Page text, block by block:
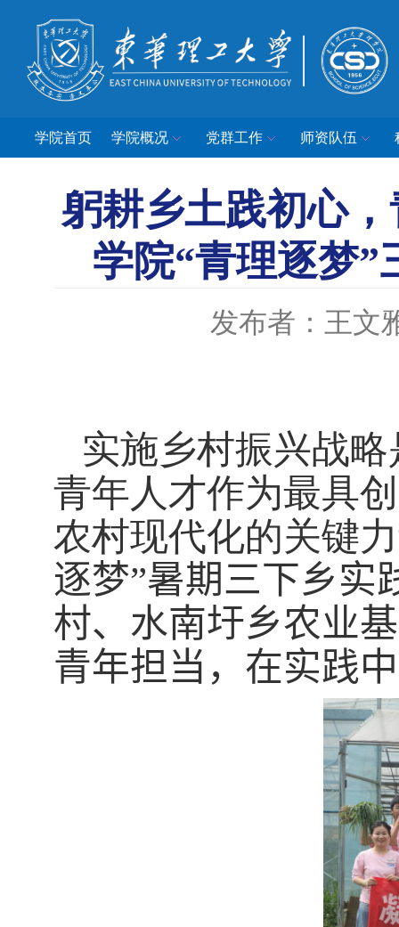
学院首页 学院概况 党群工作 师资队伍
躬耕乡土践初心
学院“青理逐梦”
发布者：王文
实施乡村振兴战
青年人才作为最具
农村现代化的关键
逐梦”暑期三下乡实
村、水南圩乡农业
青年担当，在实践